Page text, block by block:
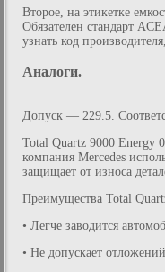
Второе, на этикетке
Обязателен стандарт
узнать код
Аналоги.
Допуск — 229.5.
Total Quartz 9000 Energy
компания Mercedes
защищает от износа
Преимущества Total
• Легче заводится
• Не допускает